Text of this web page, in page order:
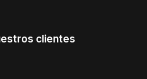
clientes